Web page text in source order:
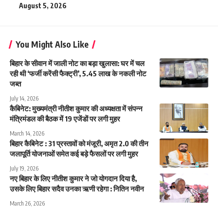
August 5, 2026
You Might Also Like
बिहार के सीवान में जाली नोट का बड़ा खुलासा: घर में चल
रही थी ‘फर्जी करेंसी फैक्ट्री’, 5.45 लाख के नकली नोट
जब्त
July 14, 2026
कैबिनेट: मुख्यमंत्री नीतीश कुमार की अध्यक्षता में संपन्न
मंत्रिमंडल की बैठक में 19 एजेंडाें पर लगी मुहर
March 14, 2026
बिहार कैबिनेट : 31 प्रस्तावों को मंजूरी, अमृत 2.0 की तीन
जलापूर्ति योजनाओं समेत कई बड़े फैसलों पर लगी मुहर
July 19, 2026
नए बिहार के लिए नीतीश कुमार ने जो योगदान दिया है,
उसके लिए बिहार सदैव उनका ऋणी रहेगा : नितिन नवीन
March 26, 2026